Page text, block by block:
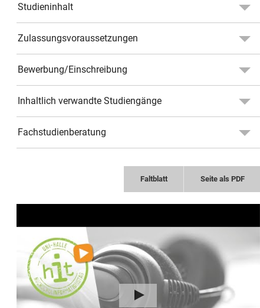
Studieninhalt
Zulassungsvoraussetzungen
Bewerbung/Einschreibung
Inhaltlich verwandte Studiengänge
Fachstudienberatung
Faltblatt Seite als PDF